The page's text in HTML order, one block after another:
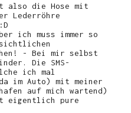
also die Hose mit
Lederröhre
ich muss immer so
- Bei mir selbst
Die SMS-
ich mal
im Auto) mit meiner
auf mich wartend)
eigentlich pure